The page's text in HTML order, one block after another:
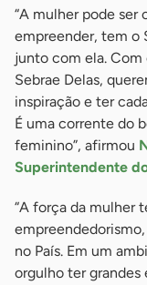
“A mulher pode ser
empreender, tem o
junto com ela. Com
Sebrae Delas,
inspiração e ter
É uma corrente do
feminino”, afirmou
Superintendente
“A força da mulher
no País. Em um
orgulho ter grandes